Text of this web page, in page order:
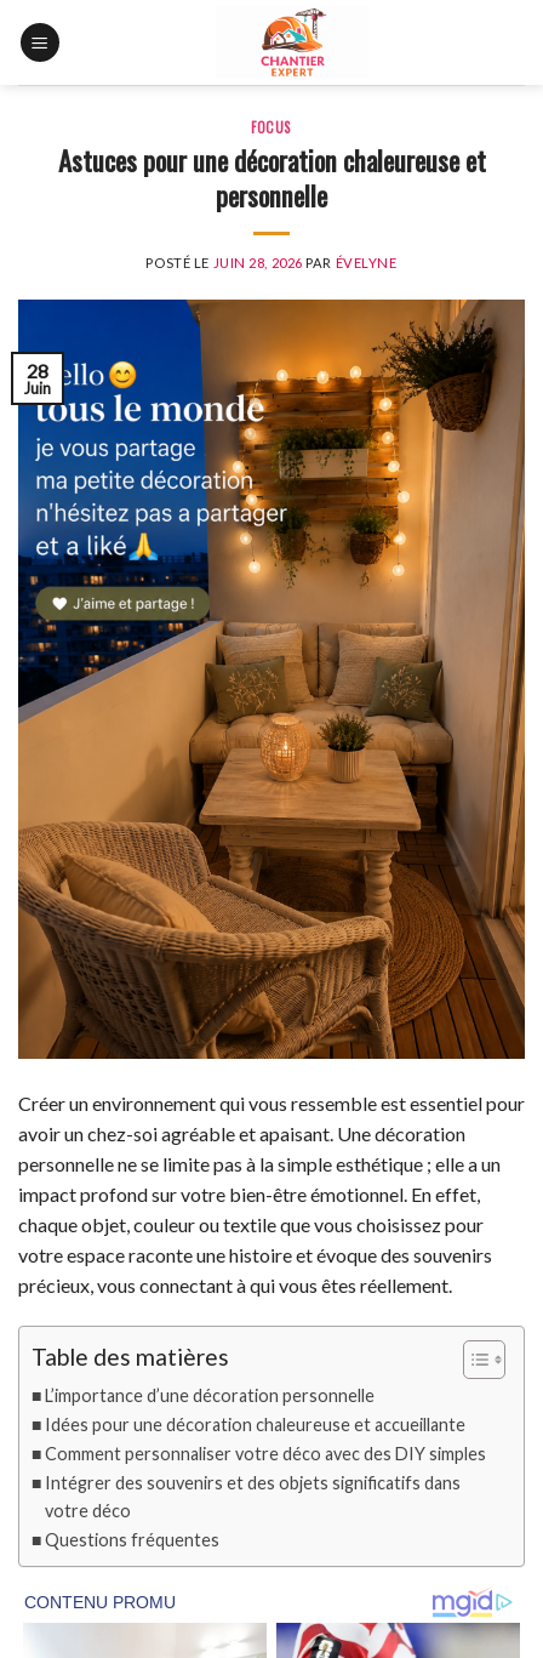
FOCUS
Astuces pour une décoration chaleureuse et
personnelle
POSTÉ LE JUIN 28, 2026 PAR ÉVELYNE
28
Juin
Créer un environnement qui vous ressemble est essentiel pour
avoir un chez-soi agréable et apaisant. Une décoration
personnelle ne se limite pas à la simple esthétique ; elle a un
impact profond sur votre bien-être émotionnel. En effet,
chaque objet, couleur ou textile que vous choisissez pour
votre espace raconte une histoire et évoque des souvenirs
précieux, vous connectant à qui vous êtes réellement.
Table des matières
L’importance d’une décoration personnelle
Idées pour une décoration chaleureuse et accueillante
Comment personnaliser votre déco avec des DIY simples
Intégrer des souvenirs et des objets significatifs dans
votre déco
Questions fréquentes